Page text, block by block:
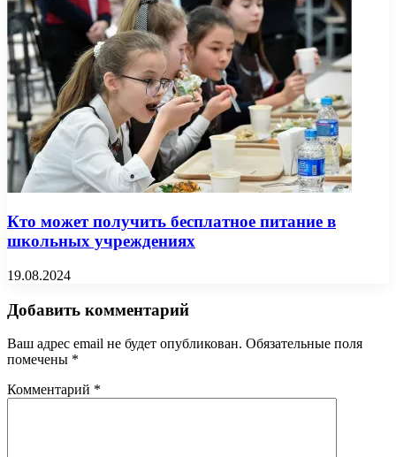
Кто может получить бесплатное питание в
школьных учреждениях
19.08.2024
Добавить комментарий
Ваш адрес email не будет опубликован. Обязательные поля
помечены *
Комментарий *